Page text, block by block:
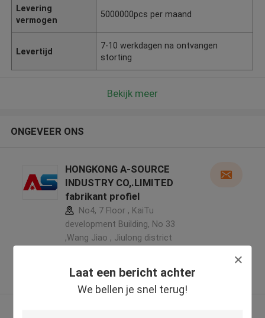
Laat een bericht achter
We bellen je snel terug!
Levering
vermogen
5000000pcs per maand
Levertijd
7-10 werkdagen na ontvangen
storting
Bekijk meer
ONGEVEER ONS
HONGKONG A-SOURCE
INDUSTRY CO,.LIMITED
fabrikant profiel
No4, 7 Floor , KaiTu
development Building, No 33
,Wang Jiao , Jiulong district
Geverifieerde Leverancier